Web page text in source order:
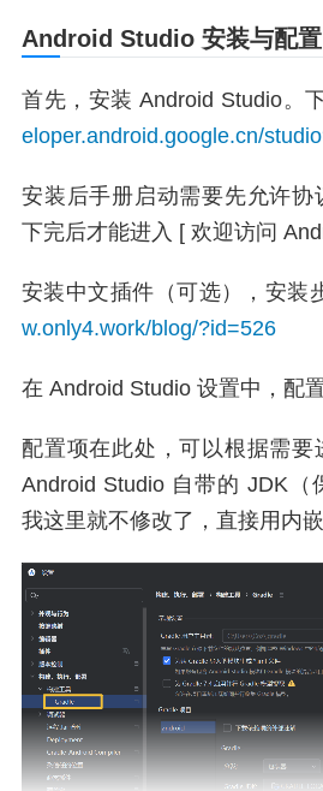
Android Studio 安装与配置
首先，安装 Android Studio。
eloper.android.google.cn/
安装后手册启动需要先允许协
下完后才能进入 [ 欢迎访问
安装中文插件（可选），安装
w.only4.work/blog/?id=526
在 Android Studio 设置中，配
配置项在此处，可以根据需要
Android Studio 自带的 JDK（
我这里就不修改了，直接用内嵌